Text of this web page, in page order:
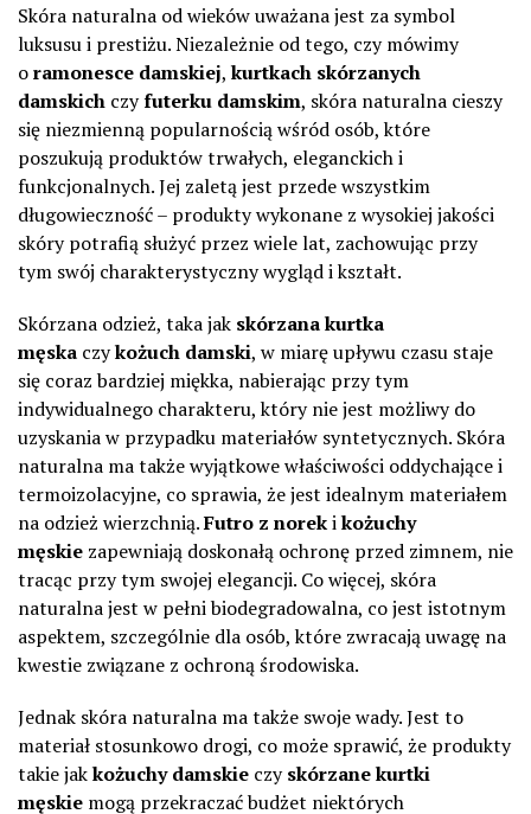
Skóra naturalna od wieków uważana jest za symbol
luksusu i prestiżu. Niezależnie od tego, czy mówimy
oramonesce damskiej,kurtkach skórzanych
damskich czyfuterku damskim, skóra naturalna cieszy
się niezmienną popularnością wśród osób, które
poszukują produktów trwałych, eleganckich i
funkcjonalnych. Jej zaletą jest przede wszystkim
długowieczność – produkty wykonane z wysokiej jakości
skóry potrafią służyć przez wiele lat, zachowując przy
tym swój charakterystyczny wygląd i kształt.
Skórzana odzież, taka jak skórzana kurtka
męska czykożuch damski, w miarę upływu czasu staje
się coraz bardziej miękka, nabierając przy tym
indywidualnego charakteru, który nie jest możliwy do
uzyskania w przypadku materiałów syntetycznych. Skóra
naturalna ma także wyjątkowe właściwości oddychające i
termoizolacyjne, co sprawia, że jest idealnym materiałem
na odzież wierzchnią.Futro z norekikożuchy
męskie zapewniają doskonałą ochronę przed zimnem, nie
tracąc przy tym swojej elegancji. Co więcej, skóra
naturalna jest w pełni biodegradowalna, co jest istotnym
aspektem, szczególnie dla osób, które zwracają uwagę na
kwestie związane z ochroną środowiska.
Jednak skóra naturalna ma także swoje wady. Jest to
materiał stosunkowo drogi, co może sprawić, że produkty
takie jakkożuchy damskie czyskórzane kurtki
męskie mogą przekraczać budżet niektórych